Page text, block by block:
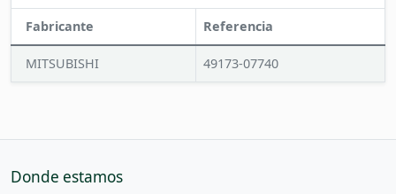
Fabricante Referencia
MITSUBISHI 49173-07740
Donde estamos